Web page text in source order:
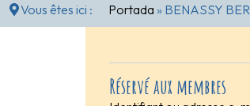
Vous êtes ici :
Portada » BENASSY
Réservé aux membres